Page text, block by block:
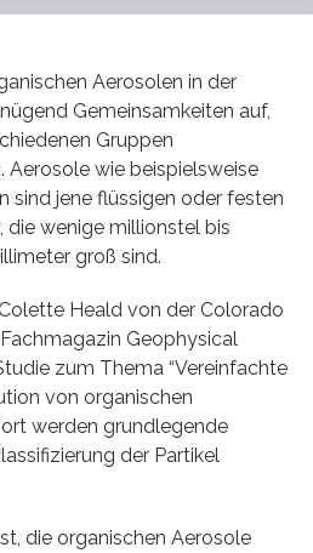
Aerosolen in der
Gemeinsamkeiten auf,
Gruppen
Aerosole wie beispielsweise
sind jene flüssigen oder festen
die wenige millionstel bis
groß sind.
Heald von der Colorado
Geophysical
zum Thema “Vereinfachte
von organischen
werden grundlegende
der Partikel
die organischen Aerosole